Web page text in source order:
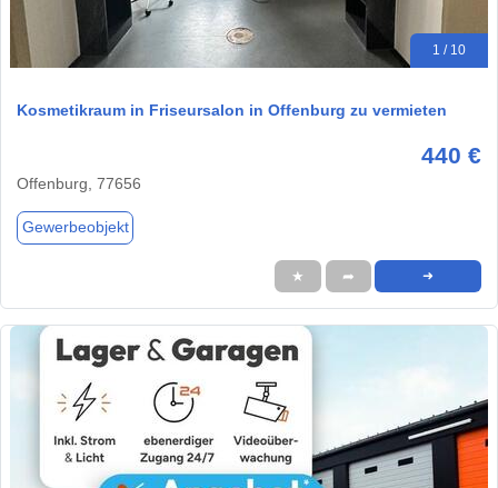
1 / 10
Kosmetikraum in Friseursalon in Offenburg zu vermieten
440 €
Offenburg, 77656
Gewerbeobjekt
★ ➦ ➜